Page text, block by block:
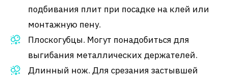
подбивания плит при посадке на клей или
монтажную пену.
Плоскогубцы. Могут понадобиться для
выгибания металлических держателей.
Длинный нож. Для срезания застывшей